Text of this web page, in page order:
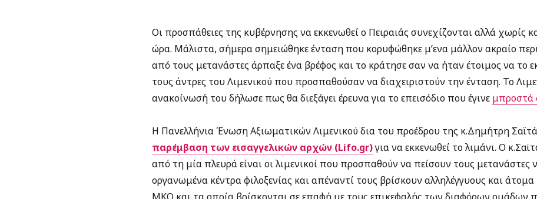
Οι προσπάθειες της κυβέρνησης να εκκενωθεί ο Πειραιάς συνεχίζονται αλλά χωρίς
ώρα. Μάλιστα, σήμερα σημειώθηκε ένταση που κορυφώθηκε μ’ενα μάλλον ακραίο
από τους μετανάστες άρπαξε ένα βρέφος και το κράτησε σαν να ήταν έτοιμος να το
τους άντρες του Λιμενικού που προσπαθούσαν να διαχειριστούν την ένταση. Το
ανακοίνωσή του δήλωσε πως θα διεξάγει έρευνα για το επεισόδιο που έγινε μπροστά
Η Πανελλήνια Ένωση Αξιωματικών Λιμενικού δια του προέδρου της κ.Δημήτρη
παρέμβαση των εισαγγελικών αρχών (Lifo.gr)για να εκκενωθεί το λιμάνι. Ο
από τη μία πλευρά είναι οι λιμενικοί που προσπαθούν να πείσουν τους μετανάστες
οργανωμένα κέντρα φιλοξενίας και απέναντί τους βρίσκουν αλληλέγγυους και